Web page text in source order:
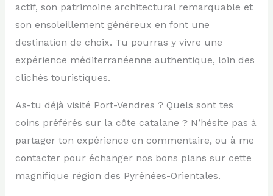
actif, son patrimoine architectural remarquable et
son ensoleillement généreux en font une
destination de choix. Tu pourras y vivre une
expérience méditerranéenne authentique, loin des
clichés touristiques.
As-tu déjà visité Port-Vendres ? Quels sont tes
coins préférés sur la côte catalane ? N’hésite pas à
partager ton expérience en commentaire, ou à me
contacter pour échanger nos bons plans sur cette
magnifique région des Pyrénées-Orientales.